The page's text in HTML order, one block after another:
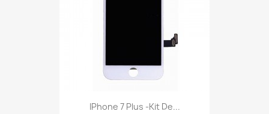
IPhone 7 Plus -Kit De...